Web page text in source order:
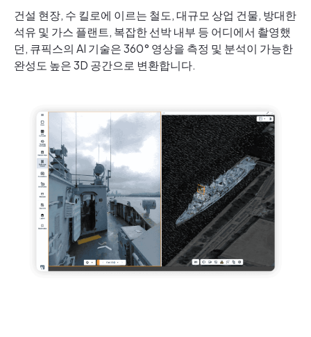
건설 현장, 수 킬로에 이르는 철도, 대규모 상업 건물, 방대한
석유 및 가스 플랜트, 복잡한 선박 내부 등 어디에서 촬영했
던, 큐픽스의 AI 기술은 360° 영상을 측정 및 분석이 가능한
완성도 높은 3D 공간으로 변환합니다.